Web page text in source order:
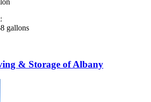
gallons
& Storage of Albany